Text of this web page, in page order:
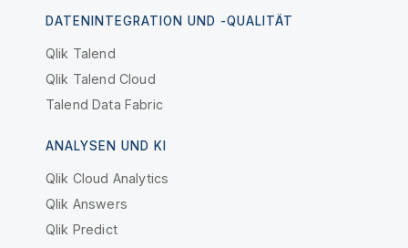
DATENINTEGRATION UND -QUALITÄT
Qlik Talend
Qlik Talend Cloud
Talend Data Fabric
ANALYSEN UND KI
Qlik Cloud Analytics
Qlik Answers
Qlik Predict